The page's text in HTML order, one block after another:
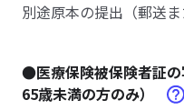
別途原本の提出（郵送
●医療保険被保険者証
65歳未満の方のみ）